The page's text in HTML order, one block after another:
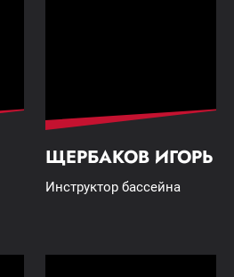
ЩЕРБАКОВ ИГОРЬ
Инструктор бассейна